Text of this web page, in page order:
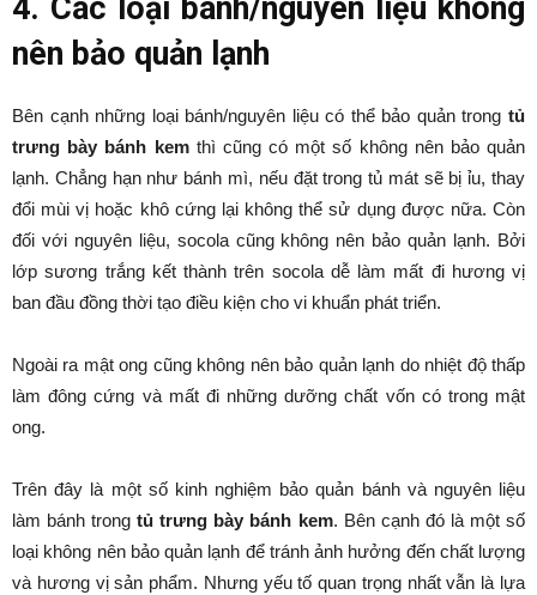
4. Các loại bánh/nguyên liệu không
nên bảo quản lạnh
Bên cạnh những loại bánh/nguyên liệu có thể bảo quản trong tủ
trưng bày bánh kemthì cũng có một số không nên bảo quản
lạnh. Chẳng hạn như bánh mì, nếu đặt trong tủ mát sẽ bị ỉu, thay
đổi mùi vị hoặc khô cứng lại không thể sử dụng được nữa. Còn
đối với nguyên liệu, socola cũng không nên bảo quản lạnh. Bởi
lớp sương trắng kết thành trên socola dễ làm mất đi hương vị
ban đầu đồng thời tạo điều kiện cho vi khuẩn phát triển.
Ngoài ra mật ong cũng không nên bảo quản lạnh do nhiệt độ thấp
làm đông cứng và mất đi những dưỡng chất vốn có trong mật
ong.
Trên đây là một số kinh nghiệm bảo quản bánh và nguyên liệu
làm bánh trongtủ trưng bày bánh kem. Bên cạnh đó là một số
loại không nên bảo quản lạnh để tránh ảnh hưởng đến chất lượng
và hương vị sản phẩm. Nhưng yếu tố quan trọng nhất vẫn là lựa